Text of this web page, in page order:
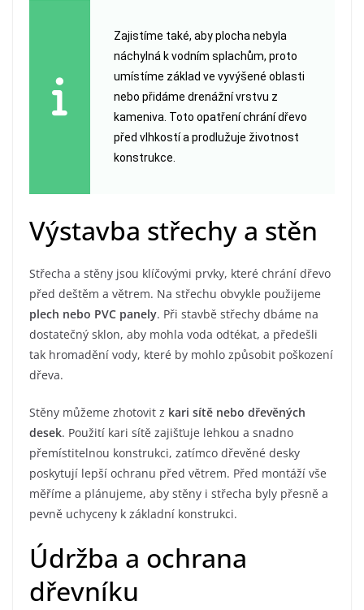
Zajistíme také, aby plocha nebyla
náchylná k vodním splachům, proto
umístíme základ ve vyvýšené oblasti
nebo přidáme drenážní vrstvu z
kameniva. Toto opatření chrání dřevo
před vlhkostí a prodlužuje životnost
konstrukce.
Výstavba střechy a stěn
Střecha a stěny jsou klíčovými prvky, které chrání dřevo
před deštěm a větrem. Na střechu obvykle použijeme
plech nebo PVC panely. Při stavbě střechy dbáme na
dostatečný sklon, aby mohla voda odtékat, a předešli
tak hromadění vody, které by mohlo způsobit poškození
dřeva.
Stěny můžeme zhotovit z kari sítě nebo dřevěných
desek. Použití kari sítě zajišťuje lehkou a snadno
přemístitelnou konstrukci, zatímco dřevěné desky
poskytují lepší ochranu před větrem. Před montáží vše
měříme a plánujeme, aby stěny i střecha byly přesně a
pevně uchyceny k základní konstrukci.
Údržba a ochrana
dřevníku